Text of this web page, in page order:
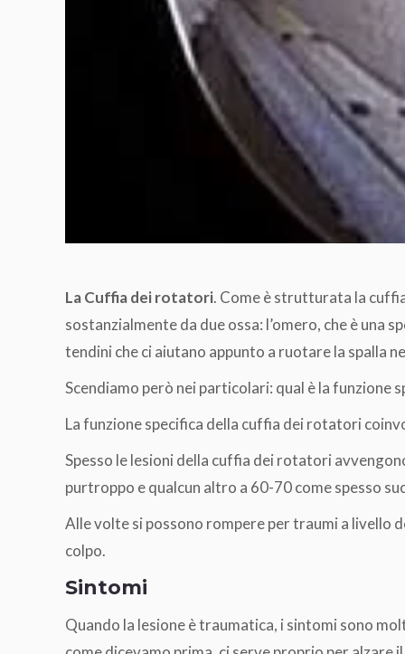
La Cuffia dei rotatori. Come è strutturata la
sostanzialmente da due ossa: l’omero, che è una
tendini che ci aiutano appunto a ruotare la spalla
Scendiamo però nei particolari: qual è la funzione
La funzione specifica della cuffia dei rotatori
Spesso le lesioni della cuffia dei rotatori
purtroppo e qualcun altro a 60-70 come spesso
Alle volte si possono rompere per traumi a livello
colpo.
Sintomi
Quando la lesione è traumatica, i sintomi sono